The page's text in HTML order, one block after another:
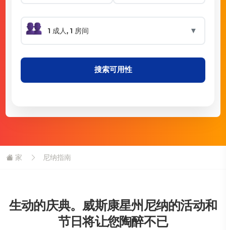
▼
搜索可用性
家 尼纳指南
生动的庆典。威斯康星州尼纳的活动和
节日将让您陶醉不已